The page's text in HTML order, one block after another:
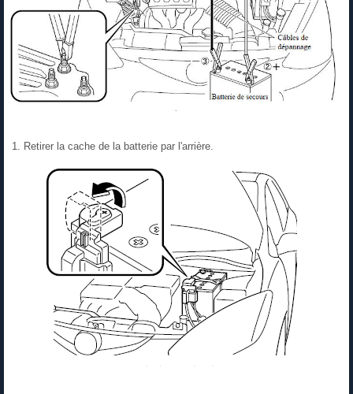
Retirer la cache de la batterie par l'arrière.